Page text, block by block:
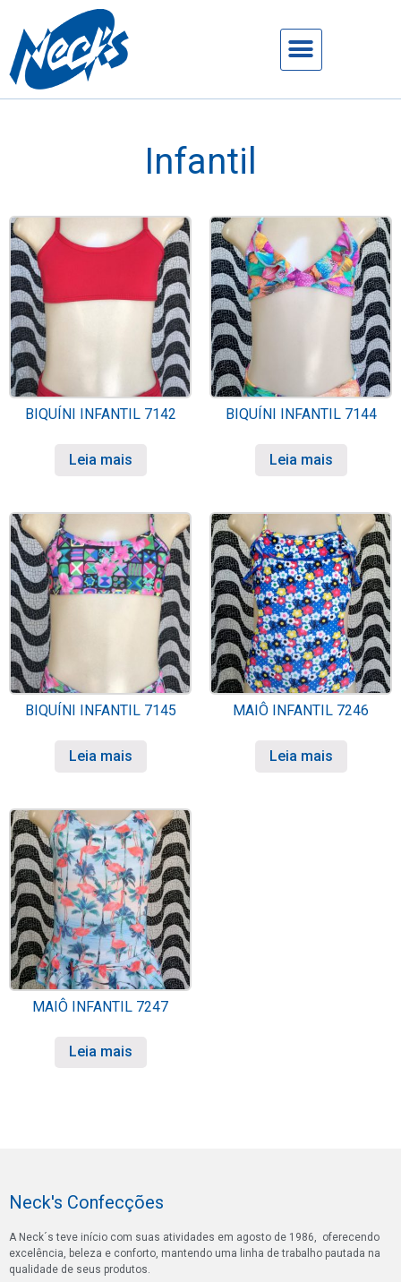
Infantil
BIQUÍNI INFANTIL 7142
Leia mais
BIQUÍNI INFANTIL 7144
Leia mais
BIQUÍNI INFANTIL 7145
Leia mais
MAIÔ INFANTIL 7246
Leia mais
MAIÔ INFANTIL 7247
Leia mais
Neck's Confecções
A Neck´s teve início com suas atividades em agosto de 1986, oferecendo
excelência, beleza e conforto, mantendo uma linha de trabalho pautada na
qualidade de seus produtos.